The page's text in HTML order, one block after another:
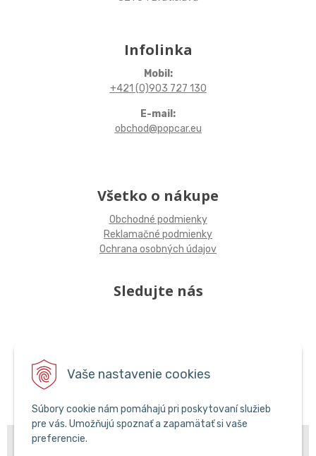
Vaše nastavenie cookies
Súbory cookie nám pomáhajú pri poskytovaní služieb
pre vás. Umožňujú spoznať a zapamätať si vaše
preferencie.
Infolinka
Mobil:
+421 (0)903 727 130
E-mail:
obchod@popcar.eu
Všetko o nákupe
Obchodné podmienky
Reklamačné podmienky
Ochrana osobných údajov
Sledujte nás
© 2026 POPCAR EU •